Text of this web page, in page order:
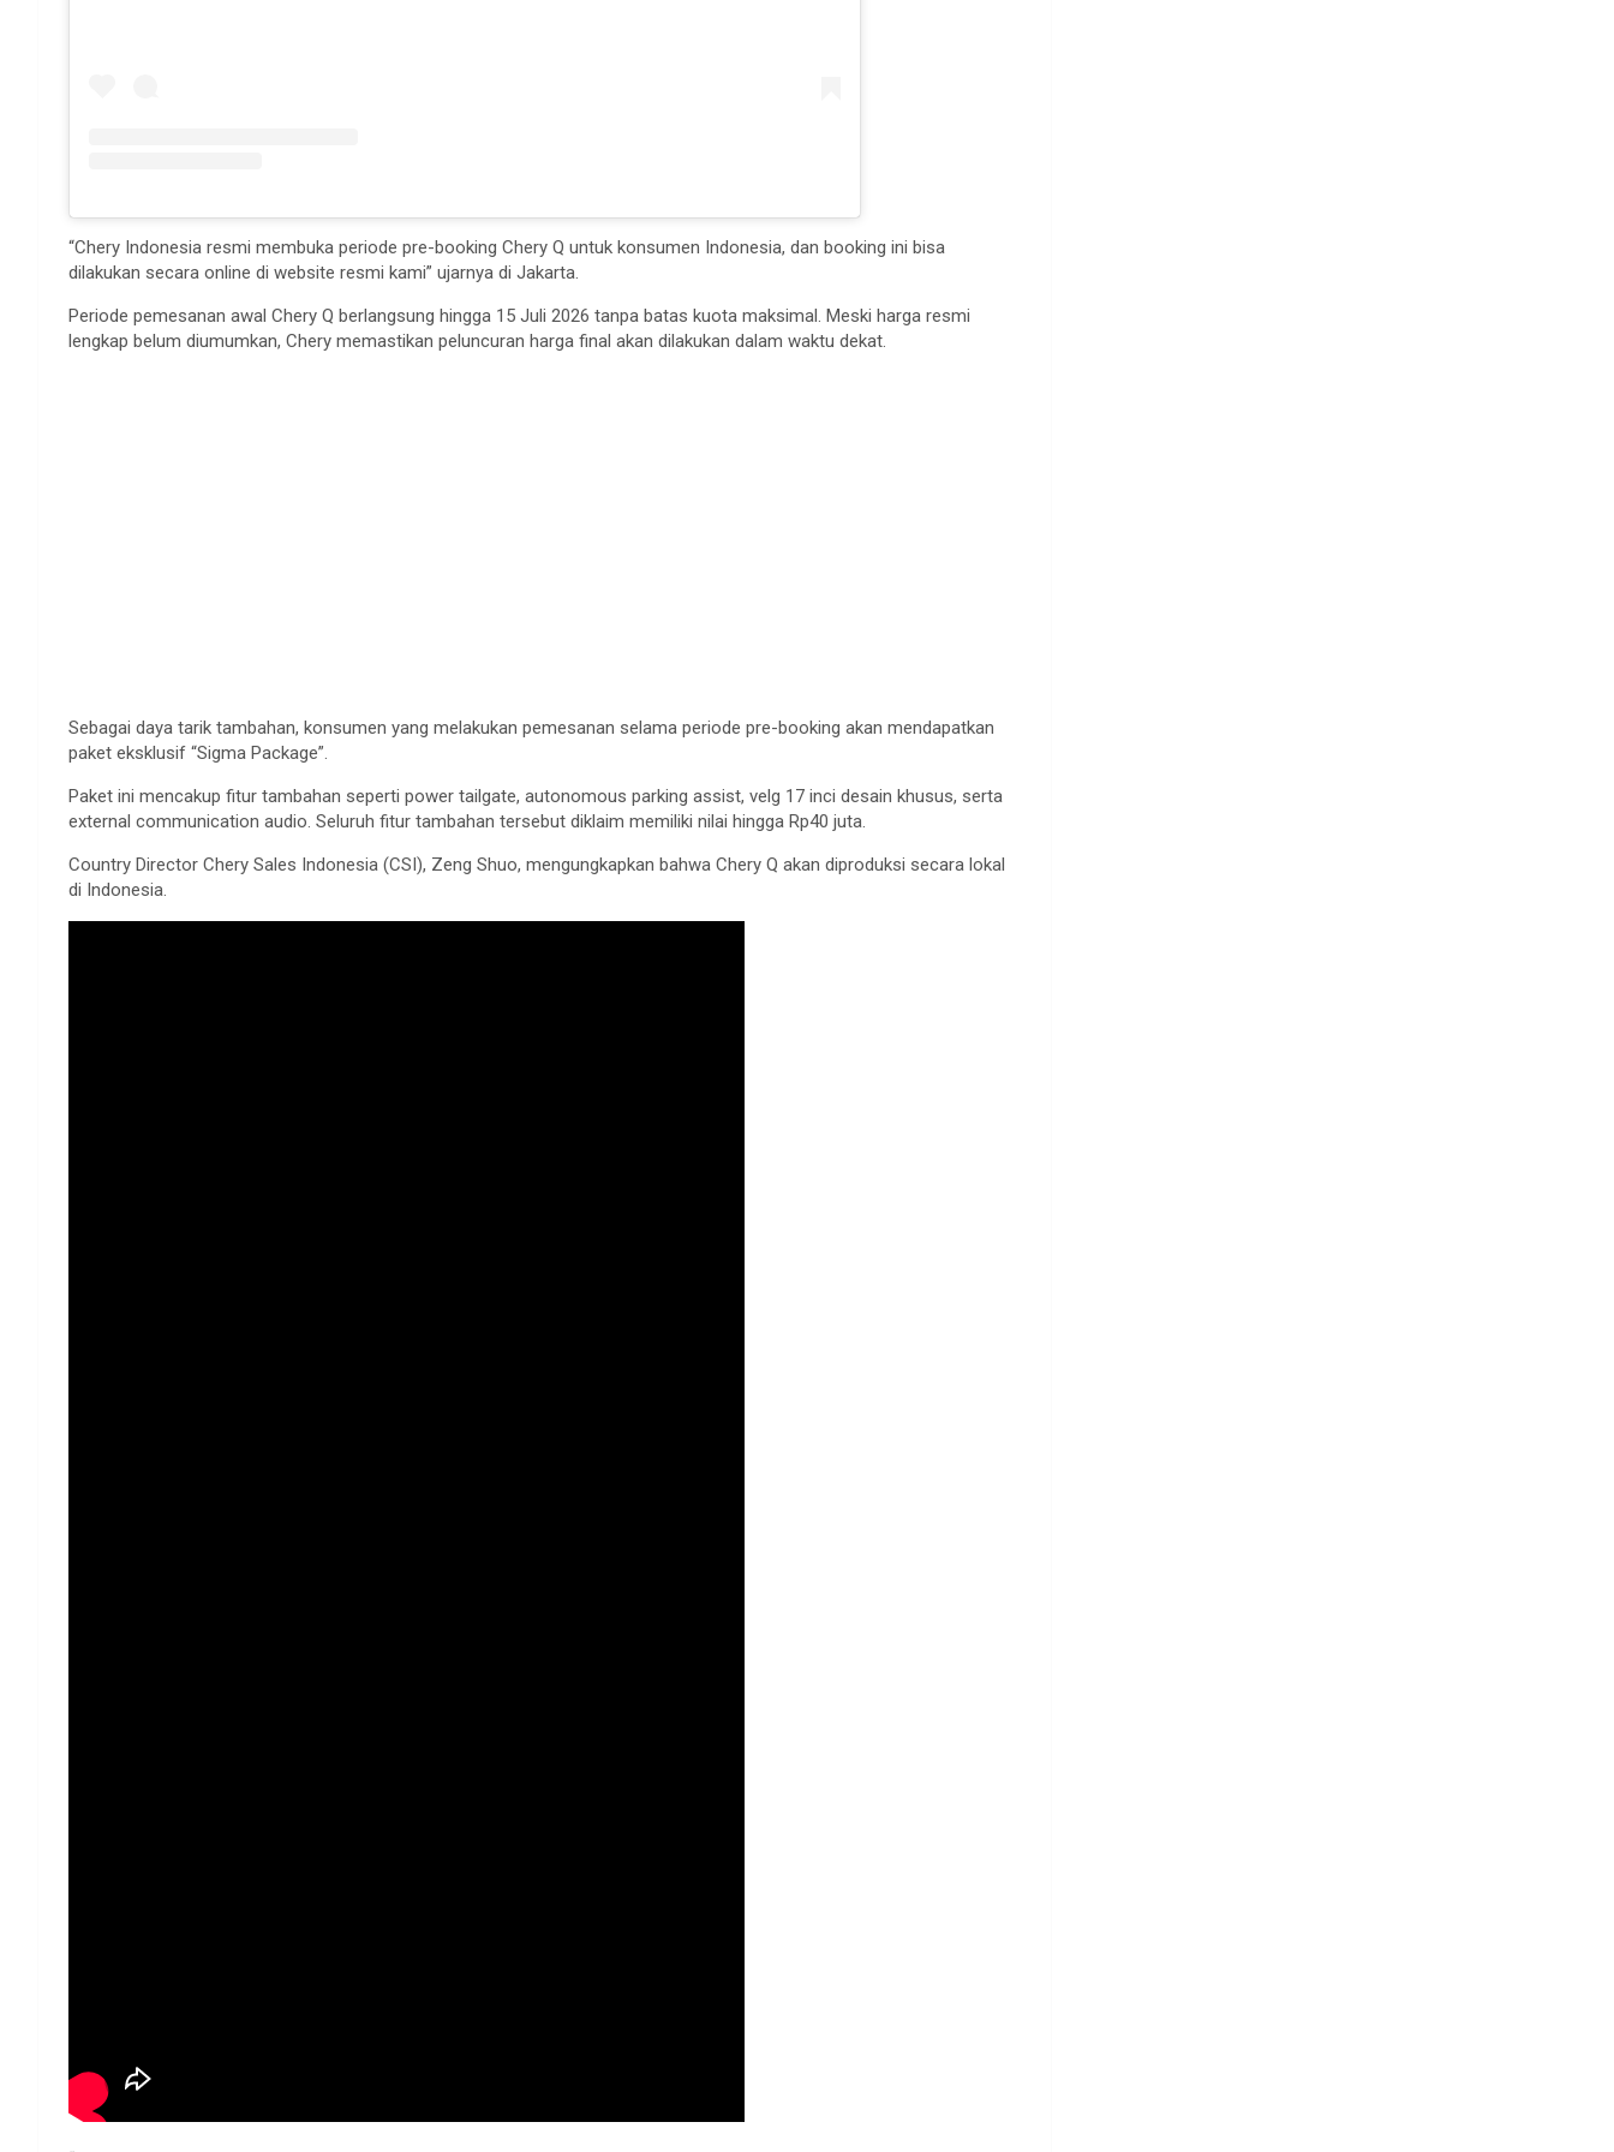
“Chery Indonesia resmi membuka periode pre-booking Chery Q untuk konsumen Indonesia, dan booking ini bisa
dilakukan secara online di website resmi kami” ujarnya di Jakarta.
Periode pemesanan awal Chery Q berlangsung hingga 15 Juli 2026 tanpa batas kuota maksimal. Meski harga resmi
lengkap belum diumumkan, Chery memastikan peluncuran harga final akan dilakukan dalam waktu dekat.
Sebagai daya tarik tambahan, konsumen yang melakukan pemesanan selama periode pre-booking akan mendapatkan
paket eksklusif “Sigma Package”.
Paket ini mencakup fitur tambahan seperti power tailgate, autonomous parking assist, velg 17 inci desain khusus, serta
external communication audio. Seluruh fitur tambahan tersebut diklaim memiliki nilai hingga Rp40 juta.
Country Director Chery Sales Indonesia (CSI), Zeng Shuo, mengungkapkan bahwa Chery Q akan diproduksi secara lokal
di Indonesia.